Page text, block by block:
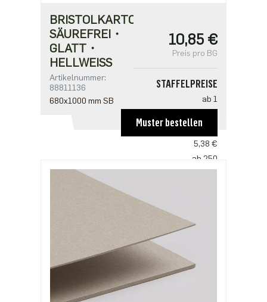
BRISTOLKARTON
SÄUREFREI・
GLATT・
HELLWEISS
Artikelnummer:
88811136
680x1000 mm SB
10,85 €
Preis pro BG
STAFFELPREISE
ab 1
ab 50
5,38 €
ab 250
Muster bestellen